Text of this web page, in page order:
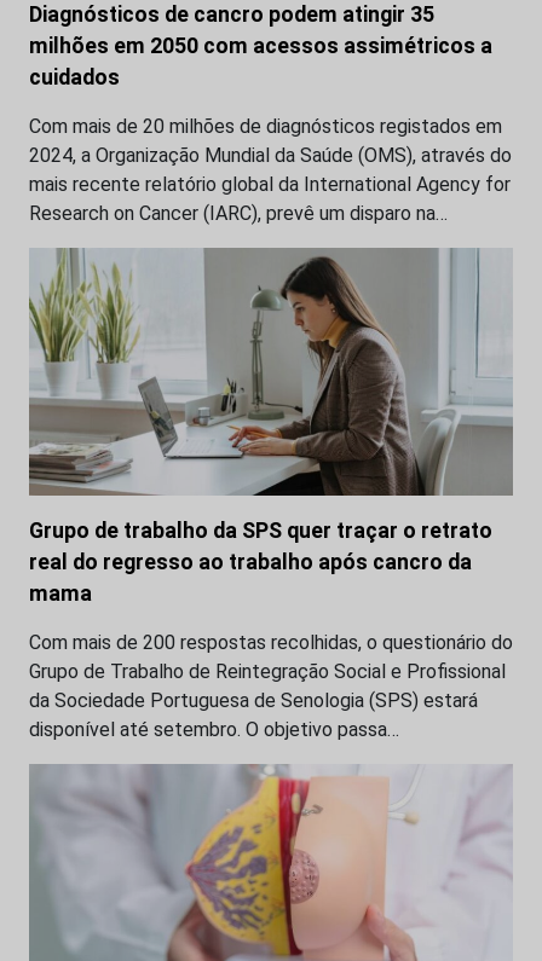
Diagnósticos de cancro podem atingir 35
milhões em 2050 com acessos assimétricos a
cuidados
Com mais de 20 milhões de diagnósticos registados em
2024, a Organização Mundial da Saúde (OMS), através do
mais recente relatório global da International Agency for
Research on Cancer (IARC), prevê um disparo na…
Grupo de trabalho da SPS quer traçar o retrato
real do regresso ao trabalho após cancro da
mama
Com mais de 200 respostas recolhidas, o questionário do
Grupo de Trabalho de Reintegração Social e Profissional
da Sociedade Portuguesa de Senologia (SPS) estará
disponível até setembro. O objetivo passa…